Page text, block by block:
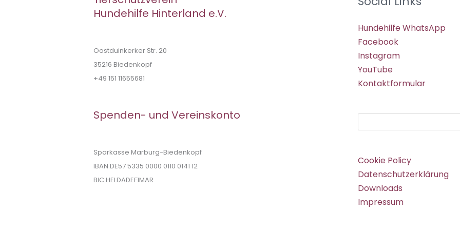
Hundehilfe Hinterland e.V.
Oostduinkerker Str. 20
35216 Biedenkopf
+49 151 11655681
Spenden- und Vereinskonto
Sparkasse Marburg-Biedenkopf
IBAN DE57 5335 0000 0110 0141 12
BIC HELDADEF1MAR
Hundehilfe WhatsApp
Facebook
Instagram
YouTube
Kontaktformular
Cookie Policy
Datenschutzerklärung
Downloads
Impressum